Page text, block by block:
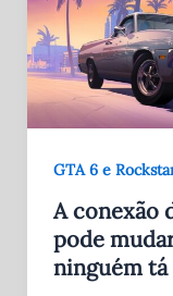
GTA 6 e
A conexão
pode
ninguém